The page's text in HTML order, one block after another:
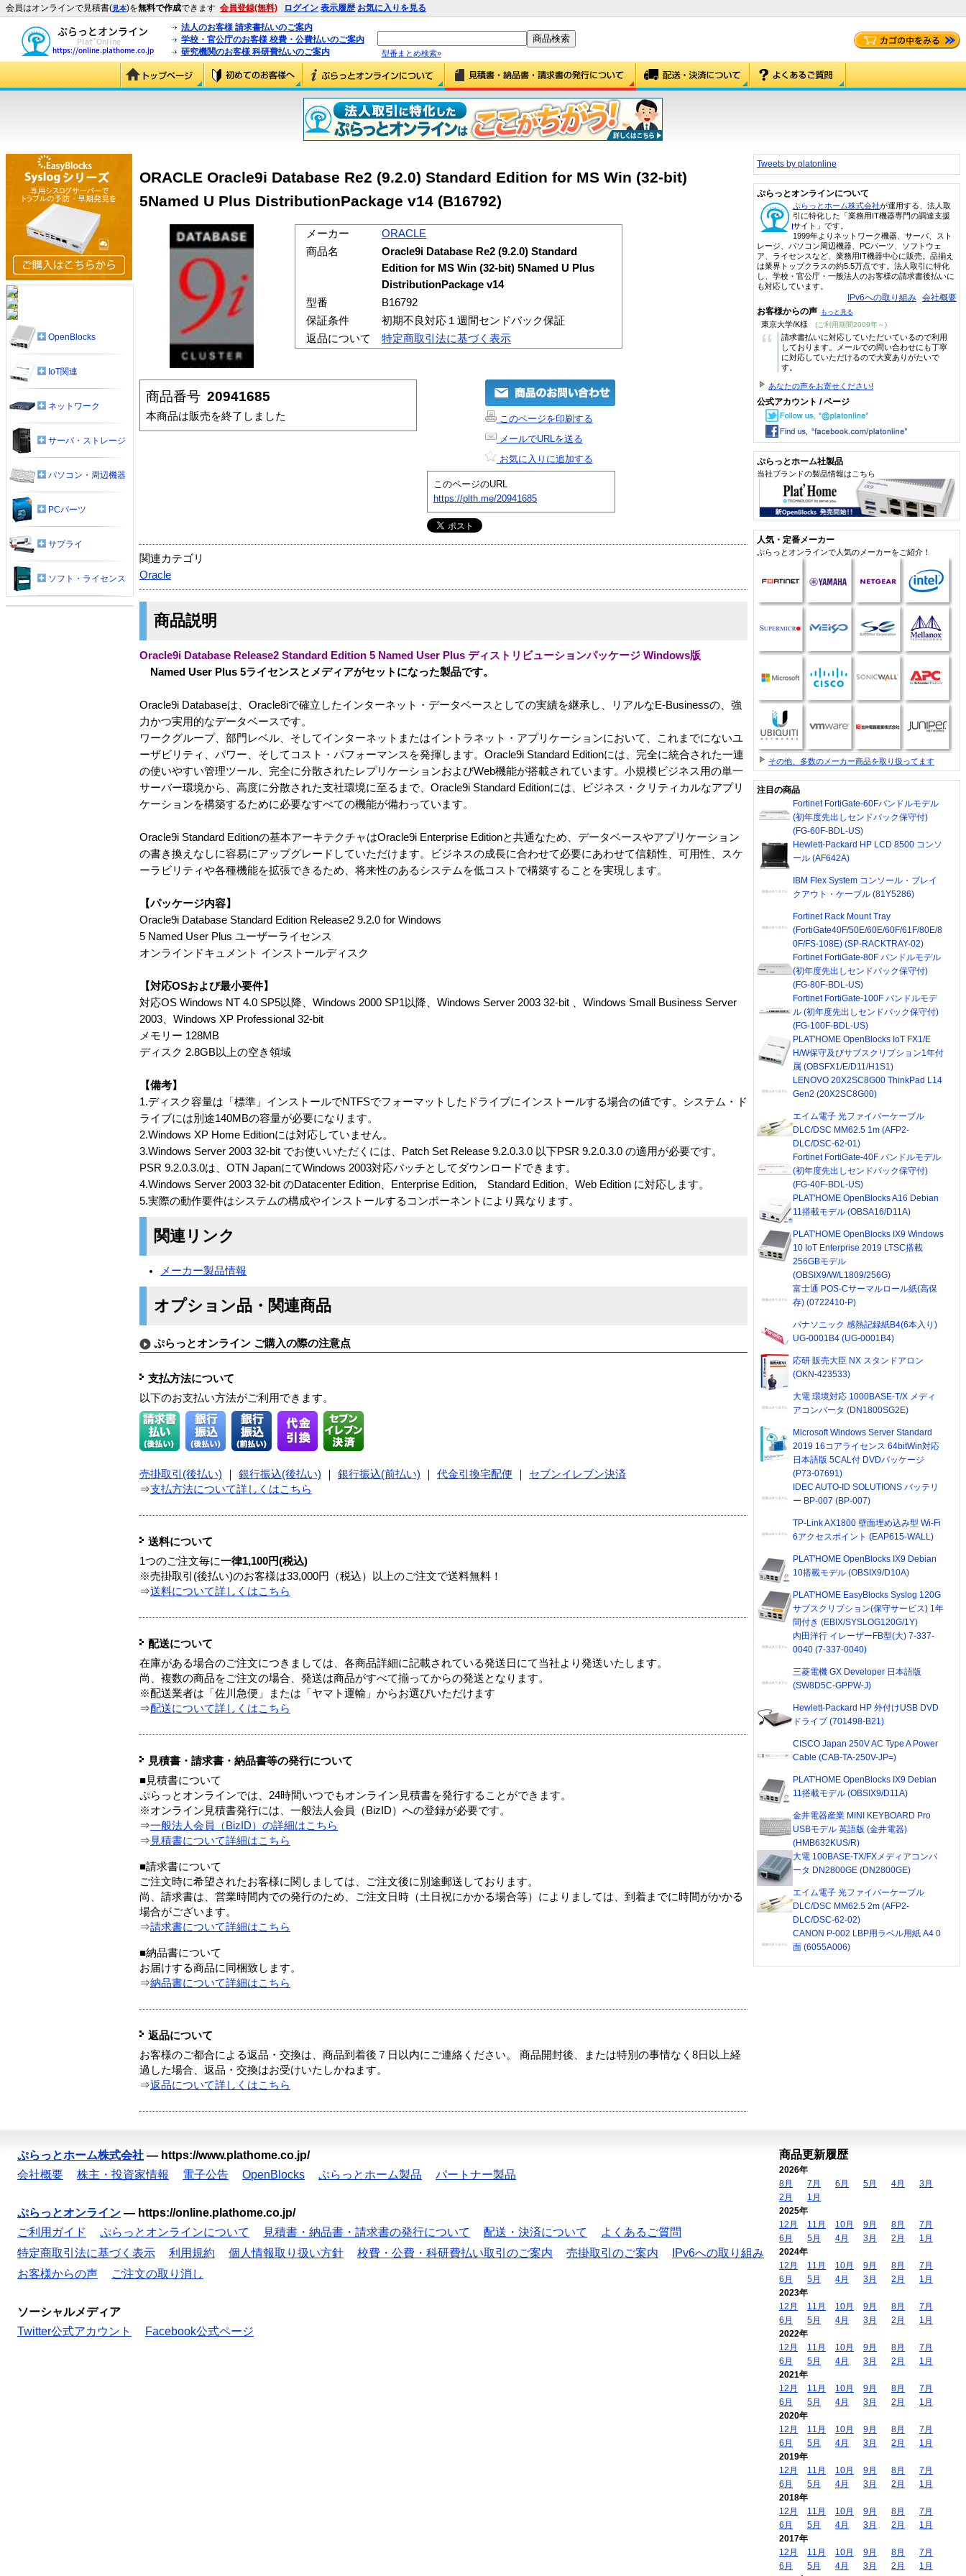
会員はオンラインで見積書(見本)を無料で作成できます 会員登録(無料) ログイン 表示履歴 お気に入りを見る
法人のお客様 請求書払いのご案内
学校・官公庁のお客様 校費・公費払いのご案内
研究機関のお客様 科研費払いのご案内
型番まとめ検索»
ORACLE Oracle9i Database Re2 (9.2.0) Standard Edition for MS Win (32-bit)
5Named U Plus DistributionPackage v14 (B16792)
メーカー
ORACLE
商品名
Oracle9i Database Re2 (9.2.0) Standard
Edition for MS Win (32-bit) 5Named U Plus
DistributionPackage v14
型番
B16792
保証条件
初期不良対応１週間センドバック保証
返品について
特定商取引法に基づく表示
商品番号 20941685
本商品は販売を終了しました
このページを印刷する
メールでURLを送る
お気に入りに追加する
このページのURL
https://plth.me/20941685
関連カテゴリ
Oracle
商品説明
Oracle9i Database Release2 Standard Edition 5 Named User Plus ディストリビューションパッケージ Windows版
Named User Plus 5ライセンスとメディアがセットになった製品です。
Oracle9i Databaseは、Oracle8iで確立したインターネット・データベースとしての実績を継承し、リアルなE-Businessの、強
力かつ実用的なデータベースです。
ワークグループ、部門レベル、そしてインターネットまたはイントラネット・アプリケーションにおいて、これまでにないユ
ーザビリティ、パワー、そしてコスト・パフォーマンスを発揮します。Oracle9i Standard Editionには、完全に統合された一連
の使いやすい管理ツール、完全に分散されたレプリケーションおよびWeb機能が搭載されています。小規模ビジネス用の単一
サーバー環境から、高度に分散された支社環境に至るまで、Oracle9i Standard Editionには、ビジネス・クリティカルなアプリ
ケーションを構築するために必要なすべての機能が備わっています。
Oracle9i Standard Editionの基本アーキテクチャはOracle9i Enterprise Editionと共通なため、データベースやアプリケーション
の書き換えなしに容易にアップグレードしていただけます。ビジネスの成長に合わせて必要にあわせて信頼性、可用性、スケ
ーラビリティや各種機能を拡張できるため、将来性のあるシステムを低コストで構築することを実現します。
【パッケージ内容】
Oracle9i Database Standard Edition Release2 9.2.0 for Windows
5 Named User Plus ユーザーライセンス
オンラインドキュメント インストールディスク
【対応OSおよび最小要件】
対応OS Windows NT 4.0 SP5以降、Windows 2000 SP1以降、Windows Server 2003 32-bit 、Windows Small Business Server
2003、Windows XP Professional 32-bit
メモリー 128MB
ディスク 2.8GB以上の空き領域
【備考】
1.ディスク容量は「標準」インストールでNTFSでフォーマットしたドライブにインストールする場合の値です。システム・ド
ライブには別途140MBの容量が必要になります。
2.Windows XP Home Editionには対応していません。
3.Windows Server 2003 32-bit でお使いいただくには、Patch Set Release 9.2.0.3.0 以下PSR 9.2.0.3.0 の適用が必要です。
PSR 9.2.0.3.0は、OTN JapanにてWindows 2003対応パッチとしてダウンロードできます。
4.Windows Server 2003 32-bit のDatacenter Edition、Enterprise Edition, Standard Edition、Web Edition に対応します。
5.実際の動作要件はシステムの構成やインストールするコンポーネントにより異なります。
関連リンク
メーカー製品情報
オプション品・関連商品
ぷらっとオンライン ご購入の際の注意点
支払方法について
以下のお支払い方法がご利用できます。
売掛取引(後払い) 銀行振込(後払い) 銀行振込(前払い) 代金引換宅配便
セブンイレブン決済
⇒支払方法について詳しくはこちら
送料について
1つのご注文毎に一律1,100円(税込)
※売掛取引(後払い)のお客様は33,000円（税込）以上のご注文で送料無料！
⇒送料について詳しくはこちら
配送について
在庫がある場合のご注文につきましては、各商品詳細に記載されている発送日にて当社より発送いたします。
尚、複数の商品をご注文の場合、発送は商品がすべて揃ってからの発送となります。
※配送業者は「佐川急便」または「ヤマト運輸」からお選びいただけます
⇒配送について詳しくはこちら
見積書・請求書・納品書等の発行について
■見積書について
ぷらっとオンラインでは、24時間いつでもオンライン見積書を発行することができます。
※オンライン見積書発行には、一般法人会員（BizID）への登録が必要です。
⇒一般法人会員（BizID）の詳細はこちら
⇒ 見積書について詳細はこちら
■請求書について
ご注文時に希望されたお客様に関しましては、ご注文後に別途郵送しております。
尚、請求書は、営業時間内での発行のため、ご注文日時（土日祝にかかる場合等）によりましては、到着までに時間がかかる
場合がございます。
⇒請求書について詳細はこちら
■納品書について
お届けする商品に同梱致します。
⇒納品書について詳細はこちら
返品について
お客様のご都合による返品・交換は、商品到着後７日以内にご連絡ください。 商品開封後、または特別の事情なく8日以上経
過した場合、返品・交換はお受けいたしかねます。
⇒返品について詳しくはこちら
OpenBlocks
IoT関連
ネットワーク
サーバ・ストレージ
パソコン・周辺機器
PCパーツ
サプライ
ソフト・ライセンス
Tweets by platonline
ぷらっとオンラインについて
ぷらっとホーム株式会社が運用する、法人取
引に特化した「業務用IT機器専門の調達支援
サイト」です。
1999年よりネットワーク機器、サーバ、スト
レージ、パソコン周辺機器、PCパーツ、ソフトウェ
ア、ライセンスなど、業務用IT機器中心に販売。品揃え
は業界トップクラスの約5.5万点です。法人取引に特化
し、学校・官公庁・一般法人のお客様の請求書後払いに
も対応しています。
IPv6への取り組み 会社概要
お客様からの声 もっと見る
東京大学/K様 (ご利用期間2009年～)
“
請求書払いに対応していただいているので利用
しております。メールでの問い合わせにも丁寧
に対応していただけるので大変ありがたいで
す。
あなたの声をお寄せください!
公式アカウント / ページ
ぷらっとホーム社製品
当社ブランドの製品情報はこちら
人気・定番メーカー
ぷらっとオンラインで人気のメーカーをご紹介！
その他、多数のメーカー商品を取り扱ってます
注目の商品
Fortinet FortiGate-60Fバンドルモデル
(初年度先出しセンドバック保守付)
(FG-60F-BDL-US)
Hewlett-Packard HP LCD 8500 コンソ
ール (AF642A)
IBM Flex System コンソール・ブレイ
クアウト・ケーブル (81Y5286)
Fortinet Rack Mount Tray
(FortiGate40F/50E/60E/60F/61F/80E/8
0F/FS-108E) (SP-RACKTRAY-02)
Fortinet FortiGate-80F バンドルモデル
(初年度先出しセンドバック保守付)
(FG-80F-BDL-US)
Fortinet FortiGate-100F バンドルモデ
ル (初年度先出しセンドバック保守付)
(FG-100F-BDL-US)
PLAT'HOME OpenBlocks IoT FX1/E
H/W保守及びサブスクリプション1年付
属 (OBSFX1/E/D11/H1S1)
LENOVO 20X2SC8G00 ThinkPad L14
Gen2 (20X2SC8G00)
エイム電子 光ファイバーケーブル
DLC/DSC MM62.5 1m (AFP2-
DLC/DSC-62-01)
Fortinet FortiGate-40F バンドルモデル
(初年度先出しセンドバック保守付)
(FG-40F-BDL-US)
PLAT'HOME OpenBlocks A16 Debian
11搭載モデル (OBSA16/D11A)
PLAT'HOME OpenBlocks IX9 Windows
10 IoT Enterprise 2019 LTSC搭載
256GBモデル
(OBSIX9/W/L1809/256G)
富士通 POS-Cサーマルロール紙(高保
存) (0722410-P)
パナソニック 感熱記録紙B4(6本入り)
UG-0001B4 (UG-0001B4)
応研 販売大臣 NX スタンドアロン
(OKN-423533)
大電 環境対応 1000BASE-T/X メディ
アコンバータ (DN1800SG2E)
Microsoft Windows Server Standard
2019 16コアライセンス 64bitWin対応
日本語版 5CAL付 DVDパッケージ
(P73-07691)
IDEC AUTO-ID SOLUTIONS バッテリ
ー BP-007 (BP-007)
TP-Link AX1800 壁面埋め込み型 Wi-Fi
6アクセスポイント (EAP615-WALL)
PLAT'HOME OpenBlocks IX9 Debian
10搭載モデル (OBSIX9/D10A)
PLAT'HOME EasyBlocks Syslog 120G
サブスクリプション(保守サービス) 1年
間付き (EBIX/SYSLOG120G/1Y)
内田洋行 イレーザーFB型(大) 7-337-
0040 (7-337-0040)
三菱電機 GX Developer 日本語版
(SW8D5C-GPPW-J)
Hewlett-Packard HP 外付けUSB DVD
ドライブ (701498-B21)
CISCO Japan 250V AC Type A Power
Cable (CAB-TA-250V-JP=)
PLAT'HOME OpenBlocks IX9 Debian
11搭載モデル (OBSIX9/D11A)
金井電器産業 MINI KEYBOARD Pro
USBモデル 英語版 (金井電器)
(HMB632KUS/R)
大電 100BASE-TX/FXメディアコンバ
ータ DN2800GE (DN2800GE)
エイム電子 光ファイバーケーブル
DLC/DSC MM62.5 2m (AFP2-
DLC/DSC-62-02)
CANON P-002 LBP用ラベル用紙 A4 0
面 (6055A006)
ぷらっとホーム株式会社 — https://www.plathome.co.jp/
会社概要
株主・投資家情報 電子公告 OpenBlocks ぷらっとホーム製品 パートナー製品
ぷらっとオンライン — https://online.plathome.co.jp/
ご利用ガイド
ぷらっとオンラインについて 見積書・納品書・請求書の発行について 配送・決済について
よくあるご質問
特定商取引法に基づく表示
利用規約 個人情報取り扱い方針 校費・公費・科研費払い取引のご案内 売掛取引のご案内
IPv6への取り組み
お客様からの声
ご注文の取り消し
ソーシャルメディア
Twitter公式アカウント
Facebook公式ページ
商品更新履歴
2026年
8月
7月 6月 5月 4月
3月
2月
1月
2025年
12月
11月 10月 9月 8月
7月
6月
5月 4月 3月 2月
1月
2024年
12月
11月 10月 9月 8月
7月
6月
5月 4月 3月 2月
1月
2023年
12月
11月 10月 9月 8月
7月
6月
5月 4月 3月 2月
1月
2022年
12月
11月 10月 9月 8月
7月
6月
5月 4月 3月 2月
1月
2021年
12月
11月 10月 9月 8月
7月
6月
5月 4月 3月 2月
1月
2020年
12月
11月 10月 9月 8月
7月
6月
5月 4月 3月 2月
1月
2019年
12月
11月 10月 9月 8月
7月
6月
5月 4月 3月 2月
1月
2018年
12月
11月 10月 9月 8月
7月
6月
5月 4月 3月 2月
1月
2017年
12月
11月 10月 9月 8月
7月
6月
5月 4月 3月 2月
1月